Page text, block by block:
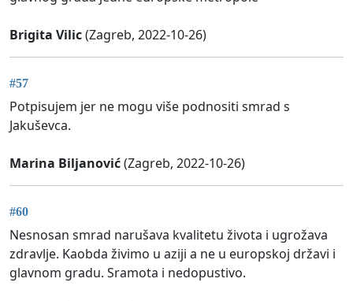
Brigita Vilic(Zagreb, 2022-10-26)
#57
Potpisujem jer ne mogu više podnositi smrad s
Jakuševca.
Marina Biljanović(Zagreb, 2022-10-26)
#60
Nesnosan smrad narušava kvalitetu života i ugrožava
zdravlje. Kaobda živimo u aziji a ne u europskoj državi i
glavnom gradu. Sramota i nedopustivo.